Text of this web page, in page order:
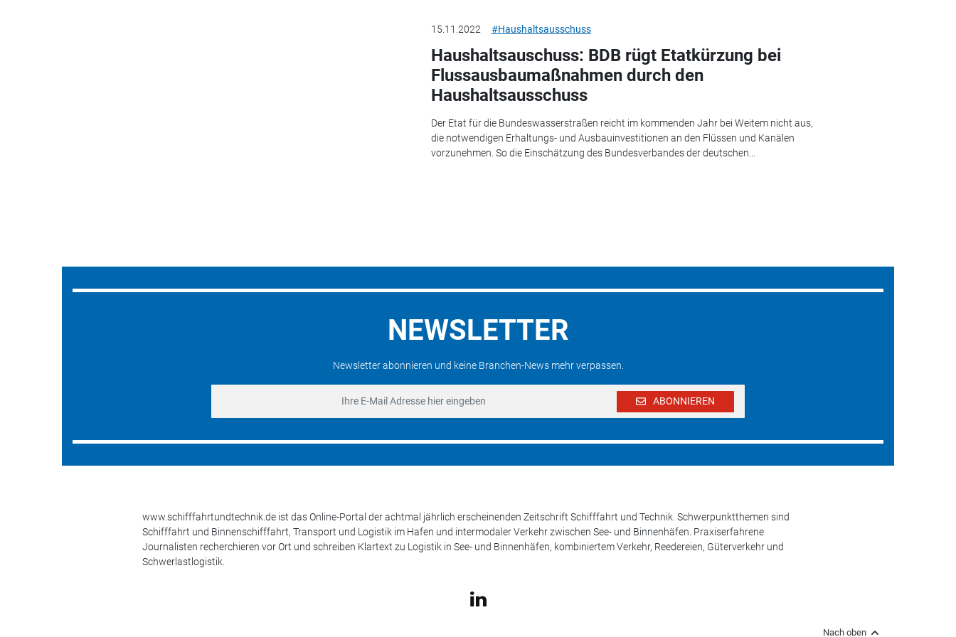
15.11.2022 #Haushaltsausschuss
Haushaltsauschuss: BDB rügt Etatkürzung bei
Flussausbaumaßnahmen durch den
Haushaltsausschuss
Der Etat für die Bundeswasserstraßen reicht im kommenden Jahr bei Weitem nicht aus,
die notwendigen Erhaltungs- und Ausbauinvestitionen an den Flüssen und Kanälen
vorzunehmen. So die Einschätzung des Bundesverbandes der deutschen...
NEWSLETTER
Newsletter abonnieren und keine Branchen-News mehr verpassen.
ABONNIEREN
www.schifffahrtundtechnik.de ist das Online-Portal der achtmal jährlich erscheinenden Zeitschrift Schifffahrt und Technik. Schwerpunktthemen sind
Schifffahrt und Binnenschifffahrt, Transport und Logistik im Hafen und intermodaler Verkehr zwischen See- und Binnenhäfen. Praxiserfahrene
Journalisten recherchieren vor Ort und schreiben Klartext zu Logistik in See- und Binnenhäfen, kombiniertem Verkehr, Reedereien, Güterverkehr und
Schwerlastlogistik.
Nach oben